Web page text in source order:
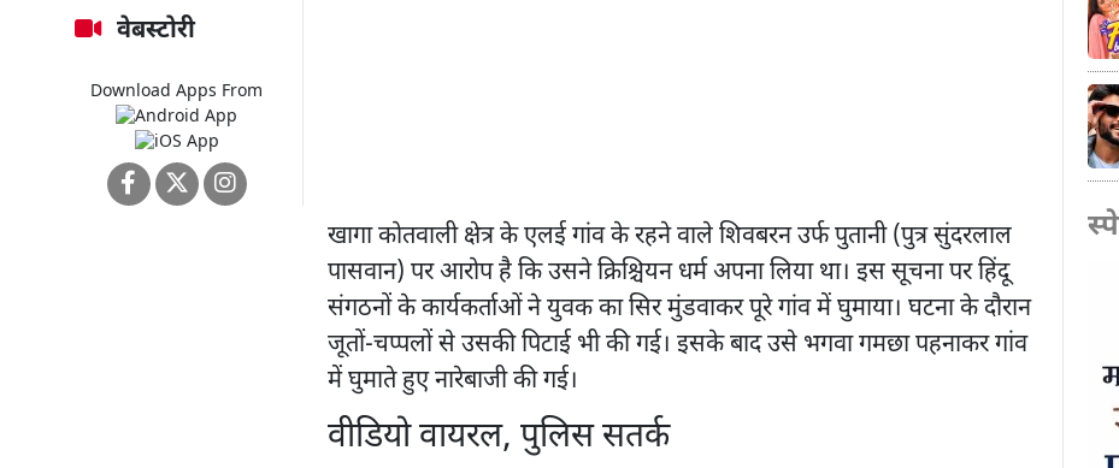
वेबस्टोरी
Download Apps From
खागा कोतवाली क्षेत्र के एलई गांव के रहने वाले शिवबरन उर्फ पुतानी (पुत्र सुंदरलाल
पासवान) पर आरोप है कि उसने क्रिश्चियन धर्म अपना लिया था। इस सूचना पर हिंदू
संगठनों के कार्यकर्ताओं ने युवक का सिर मुंडवाकर पूरे गांव में घुमाया। घटना के दौरान
जूतों-चप्पलों से उसकी पिटाई भी की गई। इसके बाद उसे भगवा गमछा पहनाकर गांव
में घुमाते हुए नारेबाजी की गई।
वीडियो वायरल, पुलिस सतर्क